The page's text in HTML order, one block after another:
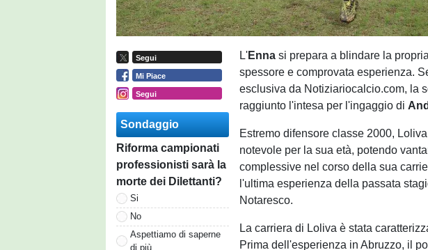
Segui
Mi Piace
Segui
Sondaggio
Riforma campionati
professionisti sarà la
morte dei Dilettanti?
Si
No
Aspettiamo di saperne
di più
L'Ennasi prepara a blindare la
spessore e comprovata esperienza.
esclusiva da Notiziariocalcio.com, la
raggiunto l'intesa per l'ingaggio di
Estremo difensore classe 2000,
notevole per la sua età, potendo
complessive nel corso della sua
l'ultima esperienza della passata
Notaresco.
La carriera di Loliva è stata
Prima dell'esperienza in Abruzzo, il